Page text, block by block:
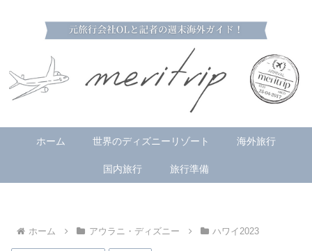
ホーム 世界のディズニーリゾート 海外旅行
国内旅行 旅行準備
ホーム アウラニ・ディズニー ハワイ2023